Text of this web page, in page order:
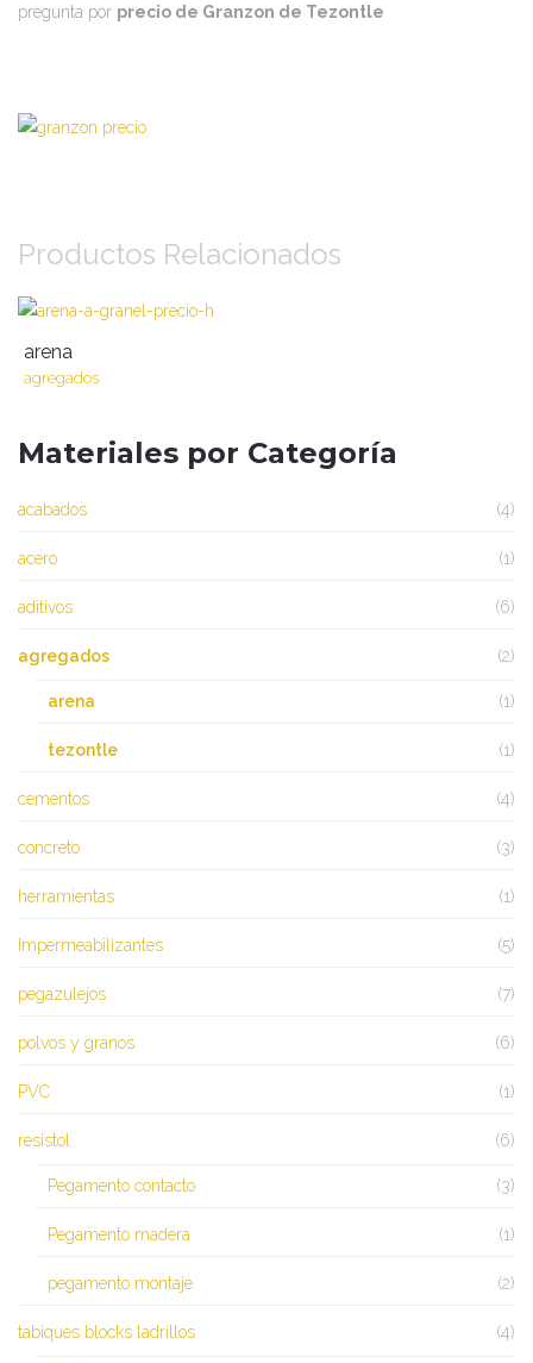
pregunta por precio de Granzon de Tezontle
Productos Relacionados
arena
agregados
Materiales por Categoría
acabados (4)
acero (1)
aditivos (6)
agregados (2)
arena (1)
tezontle (1)
cementos (4)
concreto (3)
herramientas (1)
Impermeabilizantes (5)
pegazulejos (7)
polvos y granos (6)
PVC (1)
resistol (6)
Pegamento contacto (3)
Pegamento madera (1)
pegamento montaje (2)
tabiques blocks ladrillos (4)